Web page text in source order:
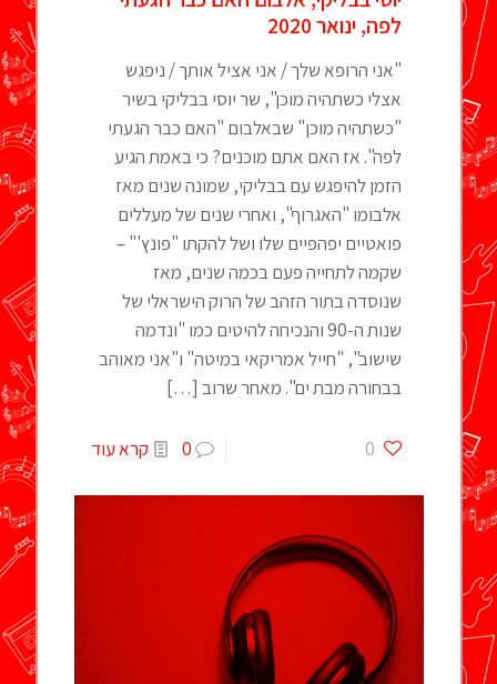
לפה, ינואר 2020
"אני הרופא שלך / אני אציל אותך / ניפגש
אצלי כשתהיה מוכן", שר יוסי בבליקי בשיר
"כשתהיה מוכן" שבאלבום "האם כבר הגעתי
לפה". אז האם אתם מוכנים? כי באמת הגיע
הזמן להיפגש עם בבליקי, שמונה שנים מאז
אלבומו "האגרוף", ואחרי שנים של מעללים
פואטיים יפהפיים שלו ושל להקתו "פונץ'" –
שקמה לתחייה פעם בכמה שנים, מאז
שנוסדה בתור הזהב של הרוק הישראלי של
שנות ה-90 והנכיחה להיטים כמו "ונדמה
שישוב", "חייל אמריקאי במיטה" ו"אני מאוהב
בבחורה מבת ים". מאחר שרוב […]
0
0 קרא עוד